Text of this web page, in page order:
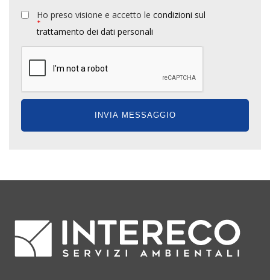
*
Ho preso visione e accetto le condizioni sul
trattamento dei dati personali